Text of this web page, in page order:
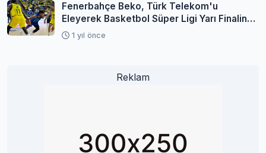
Fenerbahçe Beko, Türk Telekom'u
Eleyerek Basketbol Süper Ligi Yarı Finaline
Yükseldi
1 yıl önce
Reklam